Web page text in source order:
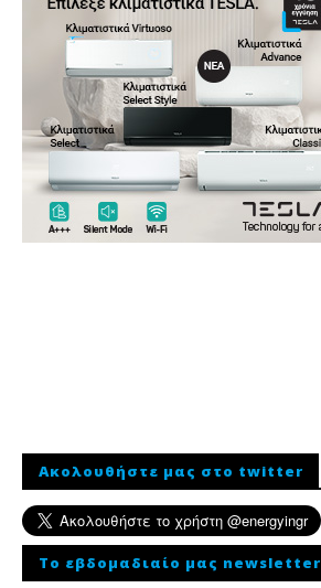
Ακολουθήστε μας στο twitter
To εβδομαδιαίο μας newsletter